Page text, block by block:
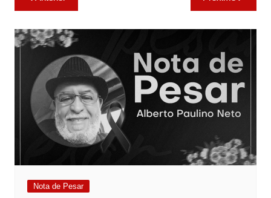
p
p
o
o
k
k
de
Post
Nota de Pesar